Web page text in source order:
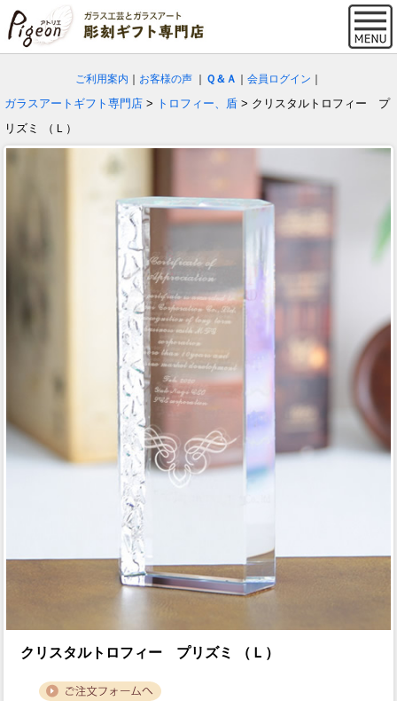
ご利用案内 お客様の声 Ｑ＆Ａ 会員ログイン
ガラスアートギフト専門店 > トロフィー、盾 > クリスタルトロフィー プ
リズミ （Ｌ）
クリスタルトロフィー プリズミ （Ｌ）